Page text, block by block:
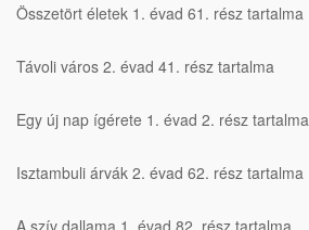
Összetört életek 1. évad 61. rész tartalma
Távoli város 2. évad 41. rész tartalma
Egy új nap ígérete 1. évad 2. rész tartalma
Isztambuli árvák 2. évad 62. rész tartalma
A szív dallama 1. évad 82. rész tartalma